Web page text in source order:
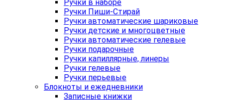
Ручки в наборе
Ручки Пиши-Стирай
Ручки автоматические шариковые
Ручки детские и многоцветные
Ручки автоматические гелевые
Ручки подарочные
Ручки капиллярные, линеры
Ручки гелевые
Ручки перьевые
Блокноты и ежедневники
Записные книжки